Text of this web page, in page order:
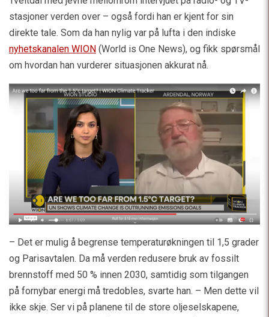
stasjoner verden over – også fordi han er kjent for sin
direkte tale. Som da han nylig var på lufta i den indiske
nyhetskanalen WION (World is One News), og fikk spørsmål
om hvordan han vurderer situasjonen akkurat nå.
– Det er mulig å begrense temperaturøkningen til 1,5 grader
og Parisavtalen. Da må verden redusere bruk av fossilt
brennstoff med 50 % innen 2030, samtidig som tilgangen
på fornybar energi må tredobles, svarte han. – Men dette vil
ikke skje. Ser vi på planene til de store oljeselskapene,